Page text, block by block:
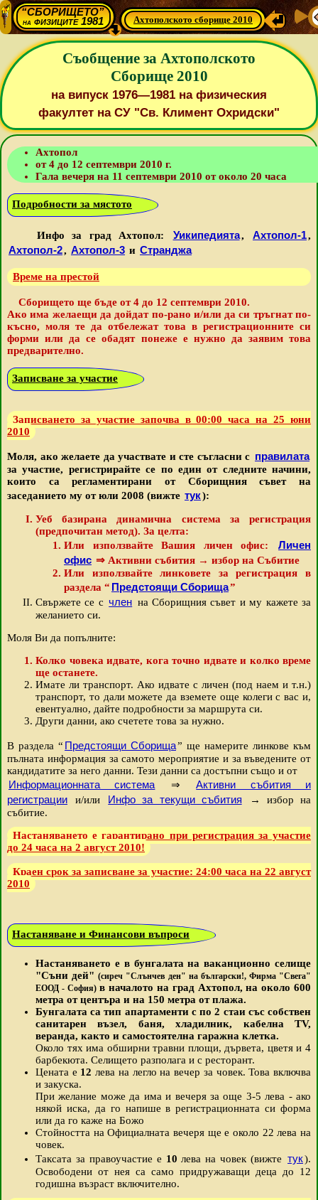
“СБОРИЩЕТО”
нафизиците 1981 Ахтополското сборище 2010
Съобщение за Ахтополското
Сборище 2010
на випуск 1976—1981 на физическия
факултет на СУ "Св. Климент Охридски"
Ахтопол
от 4 до 12 септември 2010 г.
Гала вечеря на 11 септември 2010 от около 20 часа
Подробности за мястото
Инфо за град Ахтопол: Уикипедията, Ахтопол-1,
Ахтопол-2, Ахтопол-3 и Странджа
Време на престой
Сборището ще бъде от 4 до 12 септември 2010.
Ако има желаещи да дойдат по-рано и/или да си тръгнат по-
късно, моля те да отбележат това в регистрационните си
форми или да се обадят понеже е нужно да заявим това
предварително.
Записване за участие
Записването за участие започва в 00:00 часа на 25 юни
2010
Моля, ако желаете да участвате и сте съгласни с правилата
за участие, регистрирайте се по един от следните начини,
които са регламентирани от Сборищния съвет на
заседанието му от юли 2008 (вижте тук):
Уеб базирана динамична система за регистрация
(предпочитан метод). За целта:
Или използвайте Вашия личен офис:
Личен
офис ⇒ Активни събития → избор на Събитие
Или използвайте линковете за регистрация в
раздела “ Предстоящи Сборища”
Свържете се с член на Сборищния съвет и му кажете за
желанието си.
Моля Ви да попълните:
Колко човека идвате, кога точно идвате и колко време
ще останете.
Имате ли транспорт. Ако идвате с личен (под наем и т.н.)
транспорт, то дали можете да вземете още колеги с вас и,
евентуално, дайте подробности за маршрута си.
Други данни, ако счетете това за нужно.
В раздела “ Предстоящи Сборища” ще намерите линкове към
пълната информация за самото мероприятие и за въведените от
кандидатите за него данни. Тези данни са достъпни също и от
Информационната система ⇒
Активни събития и
регистрации
и/или Инфо за текущи събития
→ избор на
събитие.
Настаняването е гарантирано при регистрация за участие
до 24 часа на 2 август 2010!
Краен срок за записване за участие: 24:00 часа на 22 август
2010
Настаняване и Финансови въпроси
Настаняването е в бунгалата на ваканционно селище
"Съни дей"(сиреч "Слънчев ден" на български!, Фирма "Свега"
ЕООД - София)в началото на град Ахтопол, на около 600
метра от центъра и на 150 метра от плажа.
Бунгалата са тип апартаменти с по 2 стаи със собствен
санитарен възел, баня, хладилник, кабелна TV,
веранда, както и самостоятелна гаражна клетка.
Около тях има обширни травни площи, дървета, цветя и 4
барбекюта. Селището разполага и с ресторант.
Цената е 12 лева на легло на вечер за човек. Това включва
и закуска.
При желание може да има и вечеря за още 3-5 лева - ако
някой иска, да го напише в регистрационната си форма
или да го каже на Божо
Стойността на Официалната вечеря ще е около 22 лева на
човек.
Таксата за правоучастие е 10 лева на човек (вижте тук).
Освободени от нея са само придружаващи деца до 12
годишна възраст включително.